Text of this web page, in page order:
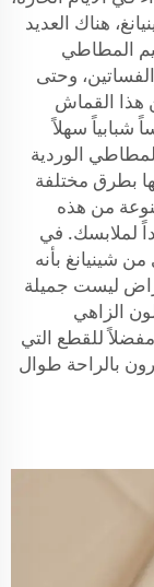
هناك العديد
المطاطي
وحتى
هذا القماش
شبابياً سهلاً
الوردية
بطرق مختلفة
من هذه
لملابسك. في
شينيانغ بأنه
ليست جميلة
الزاهي
للقطع التي
بالراحة طوال